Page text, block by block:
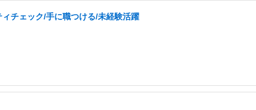
チェック/手に職つける/未経験活躍